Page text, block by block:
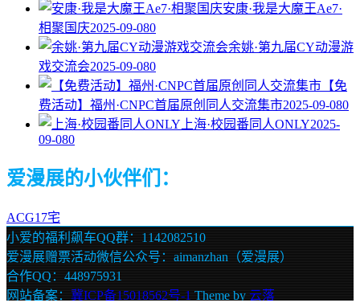
安康·我是大魔王Ae7·
相聚国庆2025-09-080
余姚·第九届CY动漫游
戏交流会2025-09-080
【免
费活动】福州·CNPC首届原创同人交流集市2025-09-080
上海·校园番同人ONLY2025-
09-080
爱漫展的小伙伴们：
ACG17宅
小爱的福利飙车QQ群：1142082510
爱漫展赠票活动微信公众号：aimanzhan（爱漫展）
合作QQ：448975931
网站备案： 冀ICP备15018562号-1 Theme by 云落